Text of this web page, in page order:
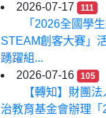
2026-07-17
111
「2026全國學
STEAM創客大賽」
踴躍組...
2026-07-16
105
【轉知】財團
治教育基金會辦理